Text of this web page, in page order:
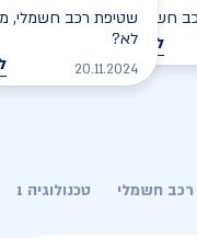
חשמלי
לקריאה
שטיפת רכב חשמלי,
לא?
20.11.2024
חשמלי טכנולוגיה